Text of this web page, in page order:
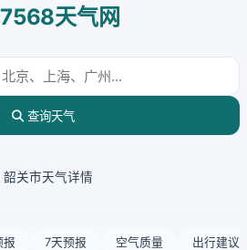
天气网
查询天气
韶关市天气详情
报 7天预报 空气质量 出行建议